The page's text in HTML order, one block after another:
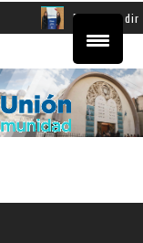
El equipo directivo